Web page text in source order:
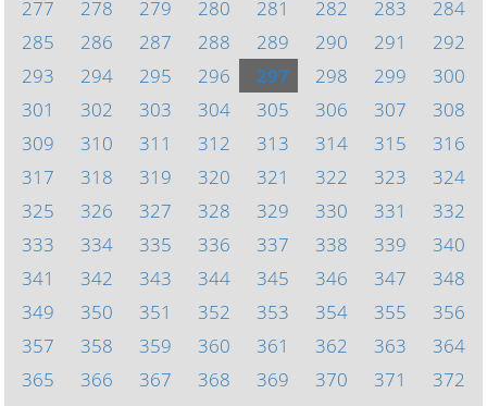
277
278 279 280 281 282 283
284
285
286 287 288 289 290 291
292
293
294 295 296 297 298 299
300
301
302 303 304 305 306 307
308
309
310 311 312 313 314 315
316
317
318 319 320 321 322 323
324
325
326 327 328 329 330 331
332
333
334 335 336 337 338 339
340
341
342 343 344 345 346 347
348
349
350 351 352 353 354 355
356
357
358 359 360 361 362 363
364
365
366 367 368 369 370 371
372